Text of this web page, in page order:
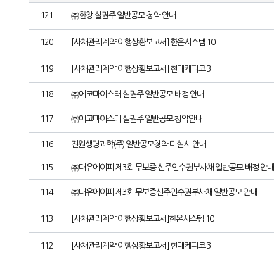
121 ㈜한창 실권주 일반공모 청약 안내
120 [사채관리계약 이행상황보고서] 한온시스템 10
119 [사채관리계약 이행상황보고서] 현대케피코 3
118 ㈜에코마이스터 실권주 일반공모 배정 안내
117 ㈜에코마이스터 실권주 일반공모 청약안내
116 진원생명과학(주) 일반공모청약 미실시 안내
115 ㈜대유에이피 제3회 무보증 신주인수권부사채 일반공모 배정 안내
114 ㈜대유에이피 제3회 무보증신주인수권부사채 일반공모 안내
113 [사채관리계약 이행상황보고서]한온시스템 10
112 [사채관리계약 이행상황보고서] 현대케피코 3